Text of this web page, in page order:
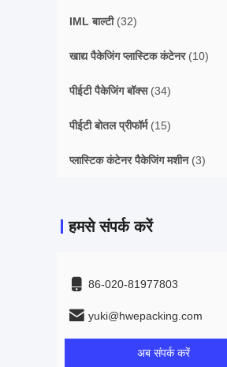
IML बाल्टी(32)
खाद्य पैकेजिंग प्लास्टिक कंटेनर(10)
पीईटी पैकेजिंग बॉक्स(34)
पीईटी बोतल प्रीफॉर्म(15)
प्लास्टिक कंटेनर पैकेजिंग मशीन(3)
हमसे संपर्क करें
86-020-81977803
yuki@hwepacking.com
अब संपर्क करें